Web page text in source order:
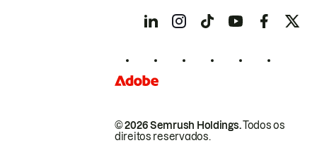
© 2026 Semrush Holdings.Todos os
direitos reservados.